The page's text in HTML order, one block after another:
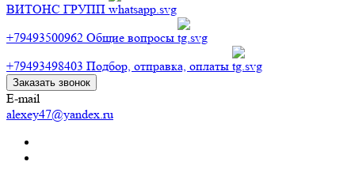
ВИТОНС ГРУПП
+79493500962 Общие вопросы
+79493498403 Подбор, отправка, оплаты
Заказать звонок
E-mail
alexey47@yandex.ru